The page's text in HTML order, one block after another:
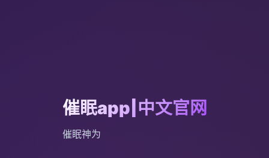
催眠app|中文官网
催眠神为